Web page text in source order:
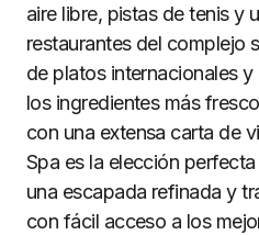
aire libre, pistas de tenis y
restaurantes del complejo
de platos internacionales
los ingredientes más
con una extensa carta de
Spa es la elección
una escapada refinada y
con fácil acceso a los